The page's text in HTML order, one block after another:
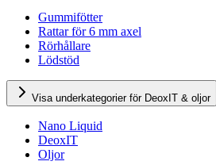
Gummifötter
Rattar för 6 mm axel
Rörhållare
Lödstöd
Visa underkategorier för DeoxIT & oljor
Nano Liquid
DeoxIT
Oljor